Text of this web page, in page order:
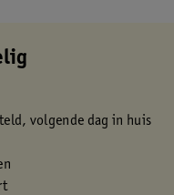
volgende dag in huis